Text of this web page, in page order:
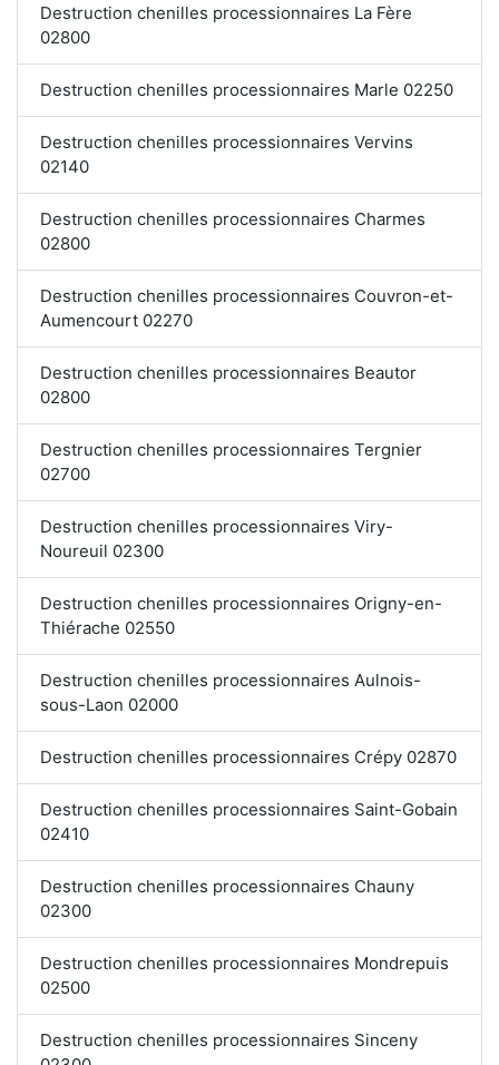
Destruction chenilles processionnaires La Fère
02800
Destruction chenilles processionnaires Marle 02250
Destruction chenilles processionnaires Vervins
02140
Destruction chenilles processionnaires Charmes
02800
Destruction chenilles processionnaires Couvron-et-
Aumencourt 02270
Destruction chenilles processionnaires Beautor
02800
Destruction chenilles processionnaires Tergnier
02700
Destruction chenilles processionnaires Viry-
Noureuil 02300
Destruction chenilles processionnaires Origny-en-
Thiérache 02550
Destruction chenilles processionnaires Aulnois-
sous-Laon 02000
Destruction chenilles processionnaires Crépy 02870
Destruction chenilles processionnaires Saint-Gobain
02410
Destruction chenilles processionnaires Chauny
02300
Destruction chenilles processionnaires Mondrepuis
02500
Destruction chenilles processionnaires Sinceny